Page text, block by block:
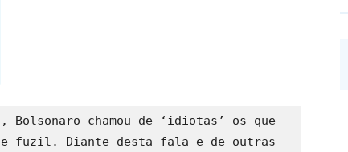
Bolsonaro chamou de ‘idiotas’ os que
fuzil. Diante desta fala e de outras